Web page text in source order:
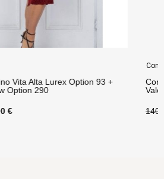
Pantalone Jenny 2 Option 52 + Top
Option 2
€130,00 €